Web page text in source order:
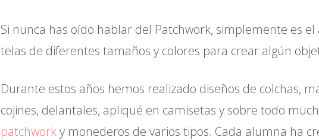
Si nunca has oído hablar del Patchwork, simplemente es
telas de diferentes tamaños y colores para crear algún
Durante estos años hemos realizado diseños de colchas,
cojines, delantales, apliqué en camisetas y sobre todo
patchworky monederos de varios tipos. Cada alumna ha